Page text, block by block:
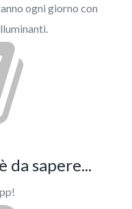
ogni giorno con
da sapere...